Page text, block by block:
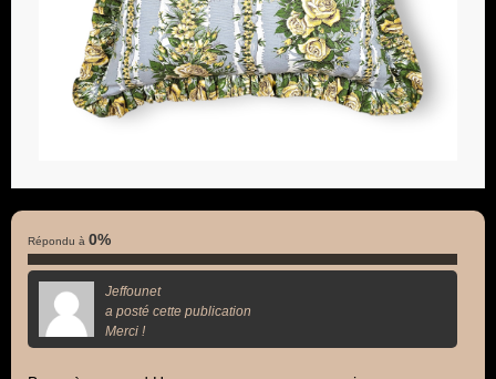
Répondu à 0%
Jeffounet
a posté cette publication
Merci !